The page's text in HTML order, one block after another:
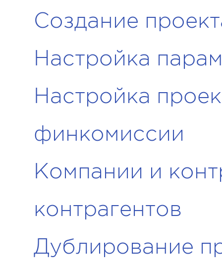
Создание
Настройка
Настройка
финкомиссии
Компании и
контрагентов
Дублирование